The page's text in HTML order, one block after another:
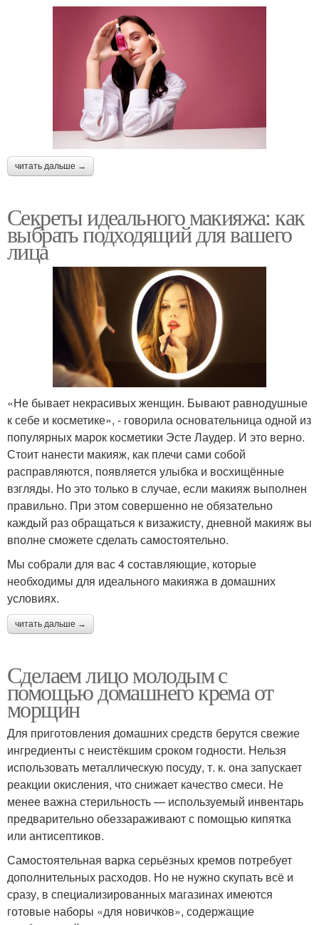
читать дальше →
Секреты идеального макияжа: как
выбрать подходящий для вашего
лица
«Не бывает некрасивых женщин. Бывают равнодушные
к себе и косметике», - говорила основательница одной из
популярных марок косметики Эсте Лаудер. И это верно.
Стоит нанести макияж, как плечи сами собой
расправляются, появляется улыбка и восхищённые
взгляды. Но это только в случае, если макияж выполнен
правильно. При этом совершенно не обязательно
каждый раз обращаться к визажисту, дневной макияж вы
вполне сможете сделать самостоятельно.
Мы собрали для вас 4 составляющие, которые
необходимы для идеального макияжа в домашних
условиях.
читать дальше →
Сделаем лицо молодым с
помощью домашнего крема от
морщин
Для приготовления домашних средств берутся свежие
ингредиенты с неистёкшим сроком годности. Нельзя
использовать металлическую посуду, т. к. она запускает
реакции окисления, что снижает качество смеси. Не
менее важна стерильность — используемый инвентарь
предварительно обеззараживают с помощью кипятка
или антисептиков.
Самостоятельная варка серьёзных кремов потребует
дополнительных расходов. Но не нужно скупать всё и
сразу, в специализированных магазинах имеются
готовые наборы «для новичков», содержащие